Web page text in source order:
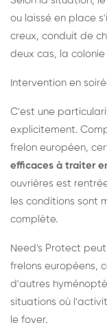
ou laissé en place
creux, conduit de
deux cas, la
Intervention en
C'est une
explicitement.
frelon européen,
efficaces à traiter
ouvrières est
les conditions sont
complète.
Need's Protect
frelons européens,
d'autres
situations où
le foyer.